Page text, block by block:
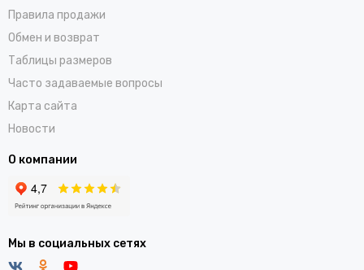
Правила продажи
Обмен и возврат
Таблицы размеров
Часто задаваемые вопросы
Карта сайта
Новости
О компании
Мы в социальных сетях